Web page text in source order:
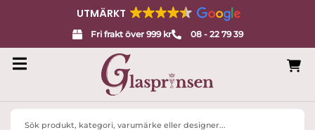
UTMÄRKT
Fri frakt över 999 kr 08 - 22 79 39
Search